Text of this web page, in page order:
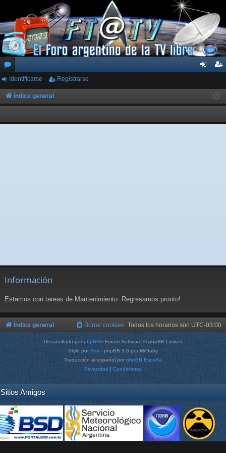
or
os
ar
ist
rs
Identificarse Registrarse
Índice general
Información
Estamos con tareas de Mantenimiento. Regresamos pronto!
Índice general Todos los horarios son UTC-03:00
Borrar cookies
Desarrollado por phpBB® Forum Software © phpBB Limited
Style por Arty - phpBB 3.3 por MrGaby
Traducción al español por phpBB España
Privacidad | Condiciones
Sitios Amigos